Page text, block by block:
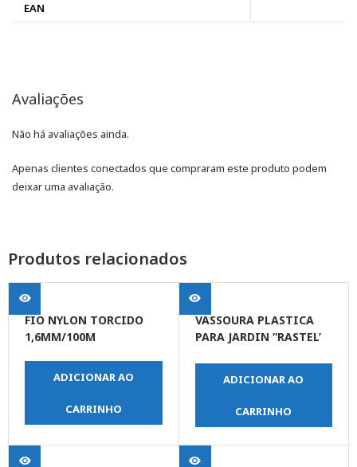
EAN
Avaliações
Não há avaliações ainda.
Apenas clientes conectados que compraram este produto podem
deixar uma avaliação.
Produtos relacionados
FIO NYLON TORCIDO
1,6MM/100M
ADICIONAR AO
CARRINHO
VASSOURA PLASTICA
PARA JARDIN “RASTEL’
ADICIONAR AO
CARRINHO